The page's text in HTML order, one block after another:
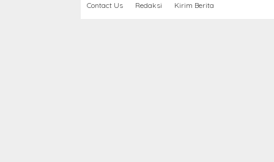
Contact Us Redaksi Kirim Berita